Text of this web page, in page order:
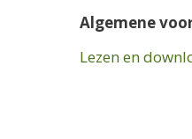
Algemene
Lezen en